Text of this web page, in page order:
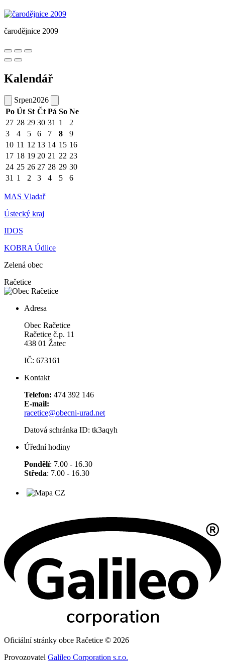
čarodějnice 2009
Kalendář
Srpen2026
Po Út St Čt Pá So Ne
27 28 29 30 31 1
2
3
4 5 6 7 8
9
10 11 12 13 14 15 16
17 18 19 20 21 22 23
24 25 26 27 28 29 30
31 1 2 3 4 5 6
MAS Vladař
Ústecký kraj
IDOS
KOBRA Údlice
Zelená obec
Račetice
Adresa
Obec Račetice
Račetice č.p. 11
438 01 Žatec
IČ: 673161
Kontakt
Telefon: 474 392 146
E-mail:
racetice@obecni-urad.net
Datová schránka ID: tk3aqyh
Úřední hodiny
Pondělí: 7.00 - 16.30
Středa: 7.00 - 16.30
Oficiální stránky obce Račetice © 2026
Provozovatel Galileo Corporation s.r.o.